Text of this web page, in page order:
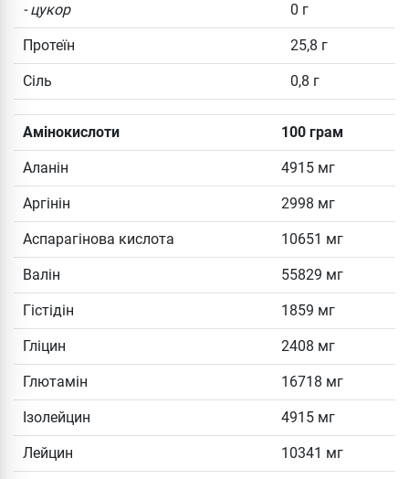
- цукор 0 г
Протеїн 25,8 г
Сіль 0,8 г
Амінокислоти 100 грам
Аланін 4915 мг
Аргінін 2998 мг
Аспарагінова кислота 10651 мг
Валін 55829 мг
Гістідін 1859 мг
Гліцин 2408 мг
Глютамін 16718 мг
Ізолейцин 4915 мг
Лейцин 10341 мг